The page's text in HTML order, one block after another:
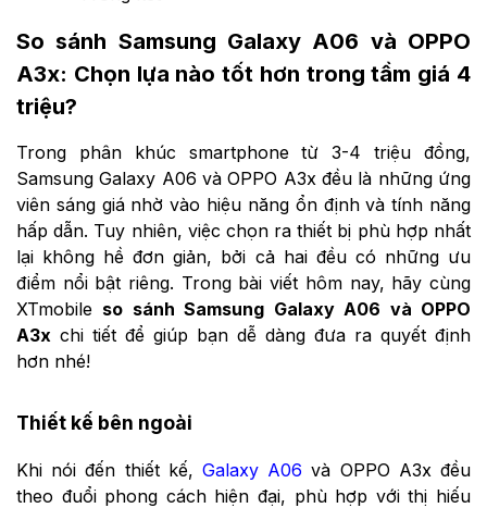
So sánh Samsung Galaxy A06 và OPPO
A3x: Chọn lựa nào tốt hơn trong tầm giá 4
triệu?
Trong phân khúc smartphone từ 3-4 triệu đồng,
Samsung Galaxy A06 và OPPO A3x đều là những ứng
viên sáng giá nhờ vào hiệu năng ổn định và tính năng
hấp dẫn. Tuy nhiên, việc chọn ra thiết bị phù hợp nhất
lại không hề đơn giản, bởi cả hai đều có những ưu
điểm nổi bật riêng. Trong bài viết hôm nay, hãy cùng
XTmobile so sánh Samsung Galaxy A06 và OPPO
A3x chi tiết để giúp bạn dễ dàng đưa ra quyết định
hơn nhé!
Thiết kế bên ngoài
Khi nói đến thiết kế, Galaxy A06 và OPPO A3x đều
theo đuổi phong cách hiện đại, phù hợp với thị hiếu